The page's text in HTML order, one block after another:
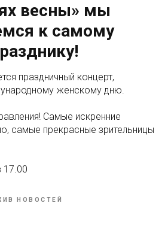
весны» мы
к самому
праздничный концерт,
женскому дню.
Самые искренние
самые прекрасные зрительницы
17.00
НОВОСТЕЙ